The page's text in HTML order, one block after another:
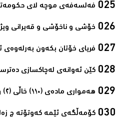
فەلسەفەی موچە لای
خۆشی و ناخۆشی و قەیرانی
فریای خۆتان بکەون بەرلەوەی
كێن ئه‌وانه‌ی له‌چاكسازی
هەمواری مادەی (١١٠) خاڵی (٢) و چەند سەرنجێک‌
کۆمەڵگەی ئێمە کەوتۆتە چ